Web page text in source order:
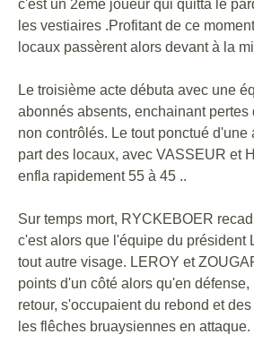
c'est un 2ème joueur qui quitta le
les vestiaires .Profitant de ce
locaux passèrent alors devant à la
Le troisième acte débuta avec une
abonnés absents, enchainant pertes
non contrôlés. Le tout ponctué d'une
part des locaux, avec VASSEUR et
enfla rapidement 55 à 45 ..
Sur temps mort, RYCKEBOER
c'est alors que l'équipe du président
tout autre visage. LEROY et
points d'un côté alors qu'en
retour, s'occupaient du rebond et
les flêches bruaysiennes en attaque.